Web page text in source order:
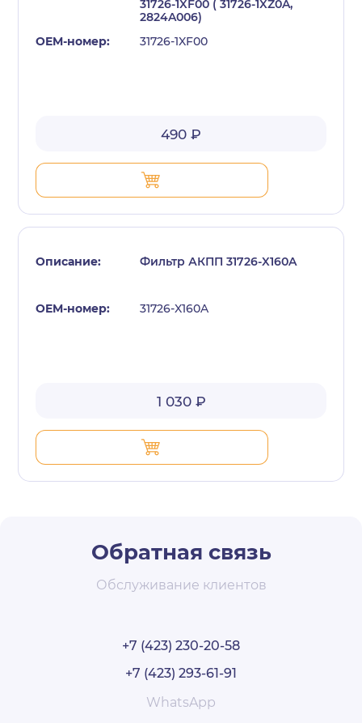
31726-1XF00 ( 31726-1XZ0A,
2824A006)
31726-1XF00
490 ₽
Фильтр АКПП 31726-X160A
31726-X160A
1 030 ₽
Обратная связь
Обслуживание клиентов
+7 (423) 230-20-58
+7 (423) 293-61-91
WhatsApp